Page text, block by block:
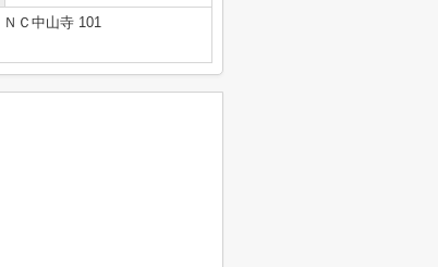
Ｃ中山寺 101